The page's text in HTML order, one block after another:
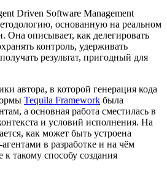
Driven Software Management
основанную на реальном
Она описывает, как делегировать
контроль, удерживать
результат, пригодный для
автора, в которой генерация кода
Tequila Framework была
а основная работа сместилась в
и условий исполнения. На
как может быть устроена
в разработке и на чём
к такому способу создания